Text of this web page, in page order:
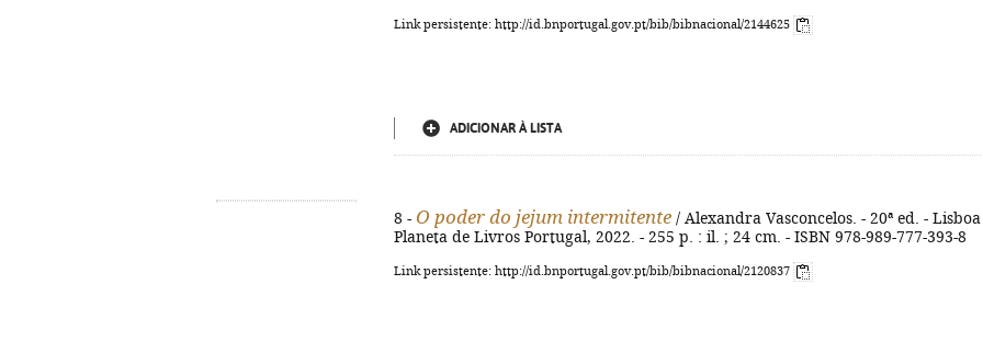
Link persistente: http://id.bnportugal.gov.pt/bib/bibnacional/2144625
ADICIONAR À LISTA
8 - O poder do jejum intermitente / Alexandra Vasconcelos. - 20ª ed. -
Planeta de Livros Portugal, 2022. - 255 p. : il. ; 24 cm. - ISBN 978-989-777-393-8
Link persistente: http://id.bnportugal.gov.pt/bib/bibnacional/2120837